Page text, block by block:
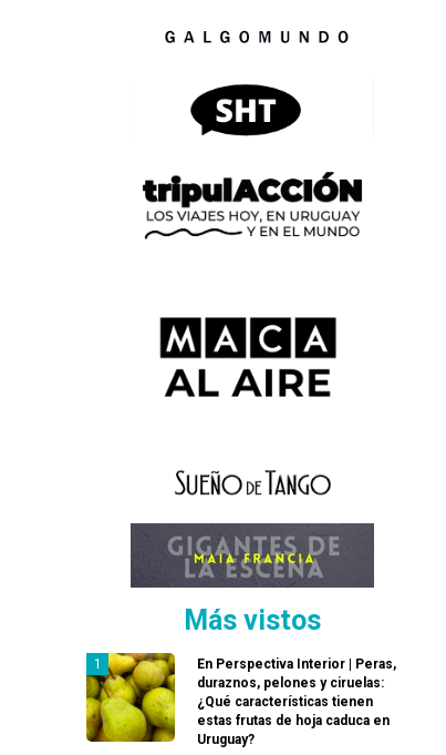
Más vistos
En Perspectiva Interior | Peras,
duraznos, pelones y ciruelas:
¿Qué características tienen
estas frutas de hoja caduca en
Uruguay?